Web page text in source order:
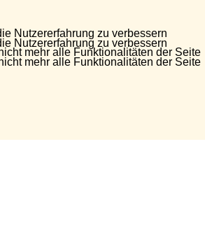
Nutzererfahrung zu verbessern
mehr alle Funktionalitäten der Seite
Nutzererfahrung zu verbessern
mehr alle Funktionalitäten der Seite